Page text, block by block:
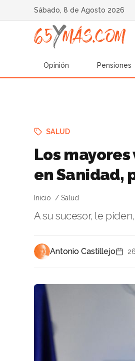
Sábado, 8 de Agosto 2026
Opinión Pensiones
SALUD
Los
en Sanidad,
Inicio Salud
A su sucesor, le
Antonio Castillejo